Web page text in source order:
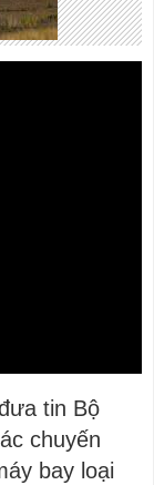
tin Bộ
chuyến
bay loại